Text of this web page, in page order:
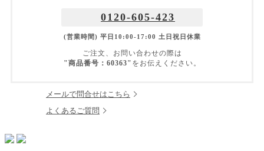
0120-605-423
(営業時間) 平日10:00-17:00 土日祝日休業
ご注文、お問い合わせの際は
"商品番号：60363" をお伝えください。
メールで問合せはこちら
よくあるご質問